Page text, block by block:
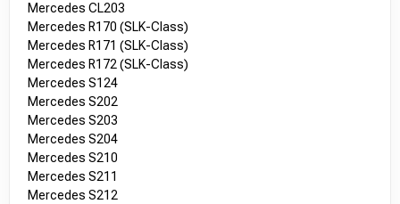
Mercedes CL203
Mercedes R170 (SLK-Class)
Mercedes R171 (SLK-Class)
Mercedes R172 (SLK-Class)
Mercedes S124
Mercedes S202
Mercedes S203
Mercedes S204
Mercedes S210
Mercedes S211
Mercedes S212